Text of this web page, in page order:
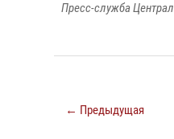
Пресс-служба
← Предыдущая